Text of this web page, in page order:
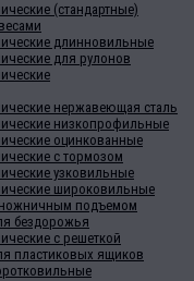
(стандартные)
длинновильные
для рулонов
нержавеющая сталь
низкопрофильные
оцинкованные
с тормозом
узковильные
широковильные
ножничным подъемом
бездорожья
с решеткой
пластиковых ящиков